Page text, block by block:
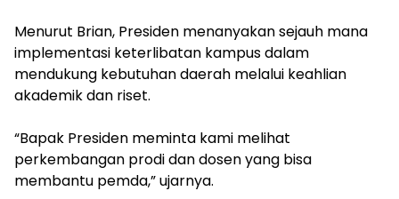
‎Menurut Brian, Presiden menanyakan sejauh mana
implementasi keterlibatan kampus dalam
mendukung kebutuhan daerah melalui keahlian
akademik dan riset.
‎“Bapak Presiden meminta kami melihat
perkembangan prodi dan dosen yang bisa
membantu pemda,” ujarnya.